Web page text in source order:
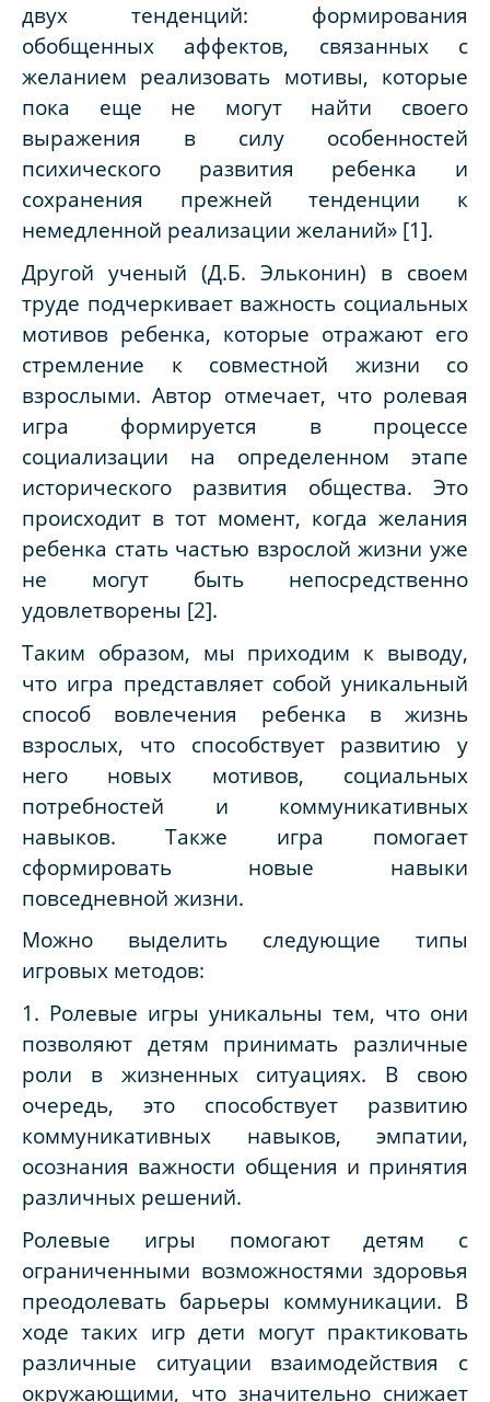
двух тенденций: формирования
обобщенных аффектов, связанных с
желанием реализовать мотивы, которые
пока еще не могут найти своего
выражения в силу особенностей
психического развития ребенка и
сохранения прежней тенденции к
немедленной реализации желаний» [1].
Другой ученый (Д.Б. Эльконин) в своем
труде подчеркивает важность социальных
мотивов ребенка, которые отражают его
стремление к совместной жизни со
взрослыми. Автор отмечает, что ролевая
игра формируется в процессе
социализации на определенном этапе
исторического развития общества. Это
происходит в тот момент, когда желания
ребенка стать частью взрослой жизни уже
не могут быть непосредственно
удовлетворены [2].
Таким образом, мы приходим к выводу,
что игра представляет собой уникальный
способ вовлечения ребенка в жизнь
взрослых, что способствует развитию у
него новых мотивов, социальных
потребностей и коммуникативных
навыков. Также игра помогает
сформировать новые навыки
повседневной жизни.
Можно выделить следующие типы
игровых методов:
1. Ролевые игры уникальны тем, что они
позволяют детям принимать различные
роли в жизненных ситуациях. В свою
очередь, это способствует развитию
коммуникативных навыков, эмпатии,
осознания важности общения и принятия
различных решений.
Ролевые игры помогают детям с
ограниченными возможностями здоровья
преодолевать барьеры коммуникации. В
ходе таких игр дети могут практиковать
различные ситуации взаимодействия с
окружающими, что значительно снижает